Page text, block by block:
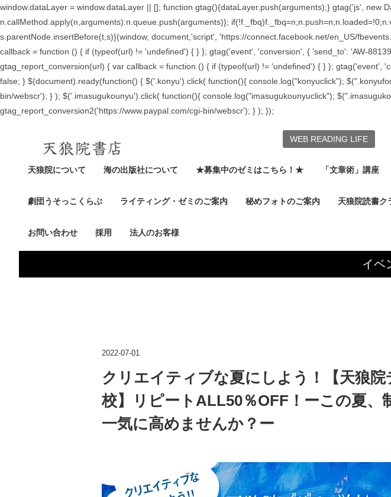
window.dataLayer = window.dataLayer || []; function gtag(){dataLayer.push(arguments);} gtag('js', new
n.callMethod.apply(n,arguments):n.queue.push(arguments)};
s.parentNode.insertBefore(t,s)}(window, document,'script', 'https://connect.facebook.net/en_US/
callback = function () { if (typeof(url) != 'undefined') { } }; gtag('event', 'conversion', { 'send_to': 'AW-
gtag_report_conversion(url) { var callback = function () { if (typeof(url) != 'undefined') { } }; gtag('event',
false; } $(document).ready(function() { $('.konyu').click( function(){ console.log("konyuclick");
bin/webscr'); } ); $('.imasugukounyu').click( function(){ console.log("imasugukounyuclick");
gtag_report_conversion2('https://www.paypal.com/cgi-bin/webscr'); } ); });
天狼院について 海の出版社について ★募集中のゼミはこちら！★ 「文章術」講座
劇団うそっこくらぶ ライティング・ゼミのご案内 秘めフォトのご案内 天狼院読書ク
お問い合わせ 採用 法人のお客様
WEB READING LIFE
イベ
2022-07-01
クリエイティブな夏にしよう！【天狼
校】リピートALL50％OFF！ーこの夏、
一気に高めませんか？ー